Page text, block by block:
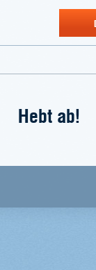
Hebt ab!